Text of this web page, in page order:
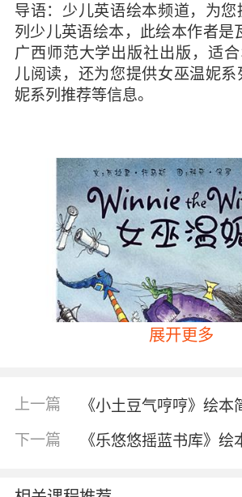
导语：少儿英语绘本频道，为
列少儿英语绘本，此绘本作者是
广西师范大学出版社出版，适
儿阅读，还为您提供女巫温妮
妮系列推荐等信息。
展开更多
上一篇 《小土豆气哼哼》绘本
下一篇 《乐悠悠摇蓝书库》绘